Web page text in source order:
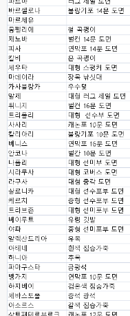
esils
솔직히 적응이 xe1이다보니깐
ㅋ
esils
그렇다고 코어랑 모듈 전부 마
없을꺼같아서 ;;
esils
이제 정상동작이겟지 !
고게임77
오 정상 이네요!
비회원
ㅇ
esils
채팅치믄 바로 반영 정상 ㅋ
고게임77
접속자는 ip당 1명인가 보네요.
esils
음